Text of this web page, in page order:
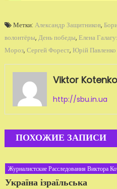
Метки: Александр Защитников,
волонтёры, День победы, Елена
Мороз, Сергей Форест, Юрій Павленко
Viktor Kotenko
http://sbu.in.ua
ПОХОЖИЕ ЗАПИСИ
Журналистские Расследования Виктора
Україна ізраїльська